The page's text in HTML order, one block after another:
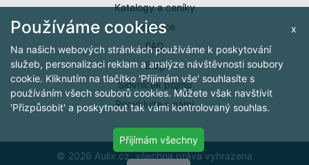
Katalogy a ceníky
Inspirace
FAQ
Blog
Slovníček pojmů
Recyklujte s námi
© 2026 Aulix.cz, všechna práva vyhrazena
x
Používáme cookies
Na našich webových stránkách používáme k poskytování
služeb, personalizaci reklam a analýze návštěvnosti soubory
cookie. Kliknutím na tlačítko 'Přijímám vše' souhlasíte s
používáním všech souborů cookies. Můžete však navštívit
'Přizpůsobit' a poskytnout tak vámi kontrolovaný souhlas.
Přijímám všechny